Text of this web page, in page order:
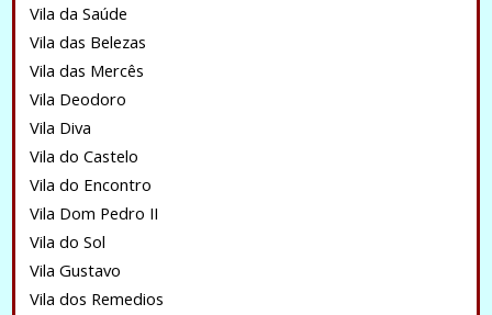
Vila da Saúde
Vila das Belezas
Vila das Mercês
Vila Deodoro
Vila Diva
Vila do Castelo
Vila do Encontro
Vila Dom Pedro II
Vila do Sol
Vila Gustavo
Vila dos Remedios